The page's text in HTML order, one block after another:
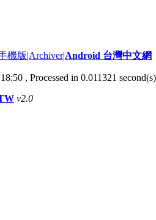
機版|Archiver|Android 台灣中文網
, Processed in 0.011321
v2.0